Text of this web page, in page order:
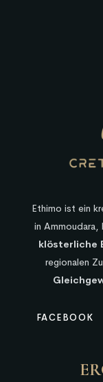
Ethimo ist ein
in
klösterliche
regionalen
FACEBOOK